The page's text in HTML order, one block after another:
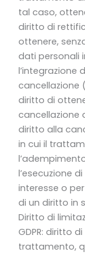
tal caso,
diritto di
ottenere,
dati personali
l’integrazione
cancellazione
diritto di
cancellazione
diritto alla
in cui il
l’esecuzione
interesse o
di un diritto in
Diritto di
GDPR: diritto
trattamento,